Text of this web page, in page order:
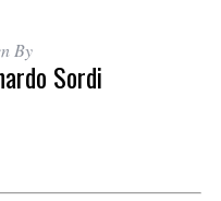
By
Sordi